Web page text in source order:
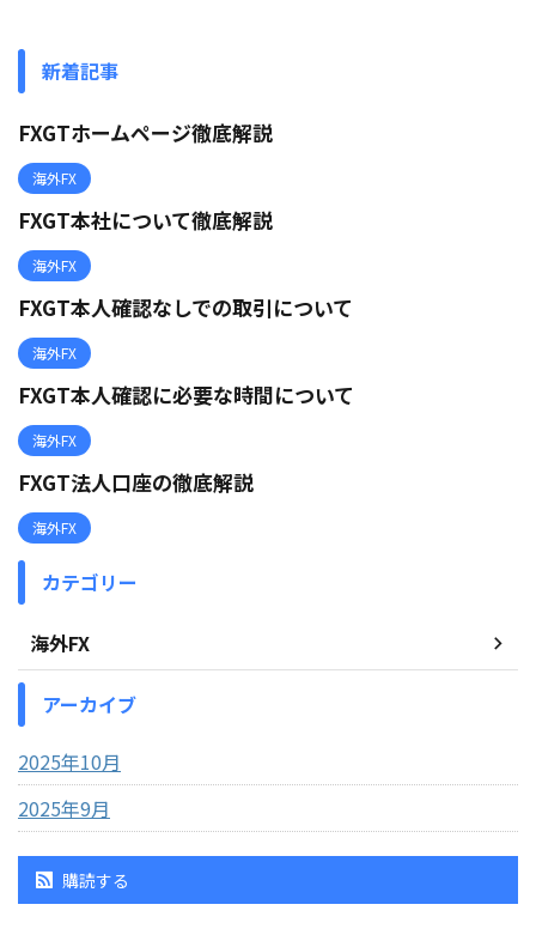
新着記事
FXGTホームページ徹底解説
海外FX
FXGT本社について徹底解説
海外FX
FXGT本人確認なしでの取引について
海外FX
FXGT本人確認に必要な時間について
海外FX
FXGT法人口座の徹底解説
海外FX
カテゴリー
海外FX
アーカイブ
2025年10月
2025年9月
購読する